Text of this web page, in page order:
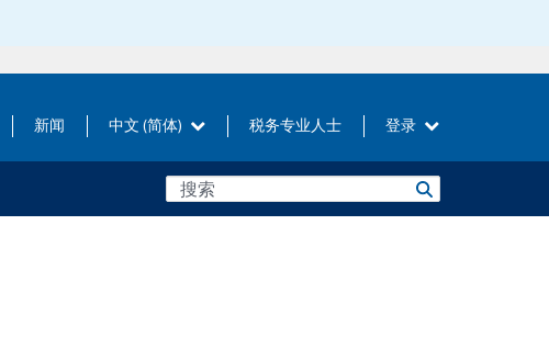
新闻 中文 (简体) 税务专业人士 登录